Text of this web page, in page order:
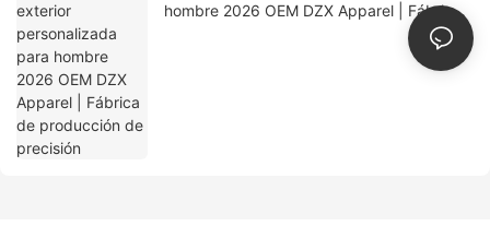
hombre 2026 OEM DZX Apparel | Fábrica